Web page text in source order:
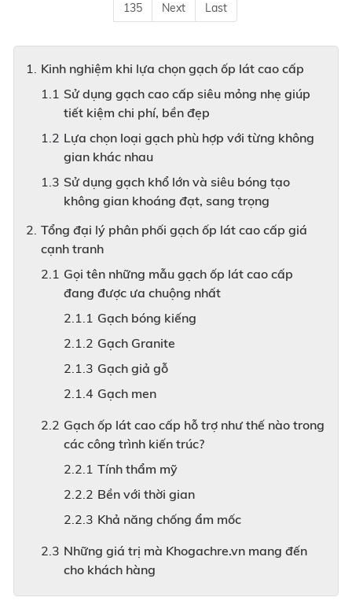
135
Next Last
Kinh nghiệm khi lựa chọn gạch ốp lát cao cấp
Sử dụng gạch cao cấp siêu mỏng nhẹ giúp
tiết kiệm chi phí, bền đẹp
Lựa chọn loại gạch phù hợp với từng không
gian khác nhau
Sử dụng gạch khổ lớn và siêu bóng tạo
không gian khoáng đạt, sang trọng
Tổng đại lý phân phối gạch ốp lát cao cấp giá
cạnh tranh
Gọi tên những mẫu gạch ốp lát cao cấp
đang được ưa chuộng nhất
Gạch bóng kiếng
Gạch Granite
Gạch giả gỗ
Gạch men
Gạch ốp lát cao cấp hỗ trợ như thế nào trong
các công trình kiến trúc?
Tính thẩm mỹ
Bền với thời gian
Khả năng chống ẩm mốc
Những giá trị mà Khogachre.vn mang đến
cho khách hàng